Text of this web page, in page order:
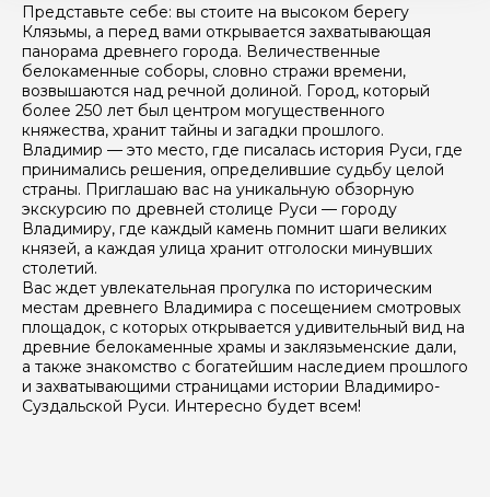
Представьте себе: вы стоите на высоком берегу
Клязьмы, а перед вами открывается захватывающая
панорама древнего города. Величественные
белокаменные соборы, словно стражи времени,
возвышаются над речной долиной. Город, который
более 250 лет был центром могущественного
княжества, хранит тайны и загадки прошлого.
Владимир — это место, где писалась история Руси, где
принимались решения, определившие судьбу целой
страны. Приглашаю вас на уникальную обзорную
экскурсию по древней столице Руси — городу
Владимиру, где каждый камень помнит шаги великих
князей, а каждая улица хранит отголоски минувших
столетий.
Вас ждет увлекательная прогулка по историческим
местам древнего Владимира с посещением смотровых
площадок, с которых открывается удивительный вид на
древние белокаменные храмы и заклязьменские дали,
а также знакомство с богатейшим наследием прошлого
и захватывающими страницами истории Владимиро-
Суздальской Руси. Интересно будет всем!